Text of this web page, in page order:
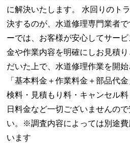
に解決いたします。 水回りのト
決するのが、水道修理専門業者
ーでは、お客様が安心してサー
金や作業内容を明確にしお見積
だいた上で、水道修理作業を開始
「基本料金＋作業料金＋部品代
検料・見積もり料・キャンセル
日料金など一切ございませんの
い。※調査内容によっては別途
います